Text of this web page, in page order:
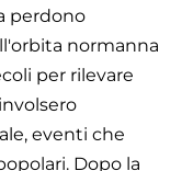
perdono
normanna
per rilevare
eventi che
Dopo la